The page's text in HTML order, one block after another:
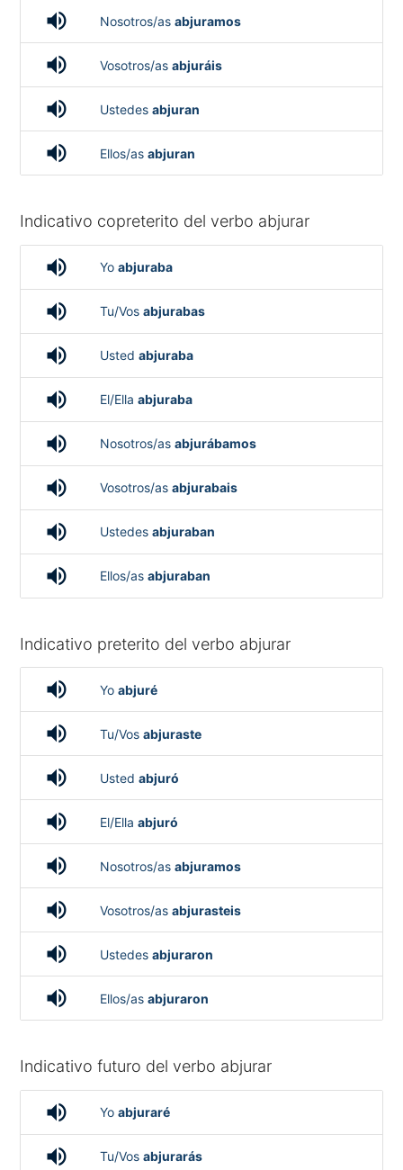
volume_up Nosotros/as abjuramos
volume_up Vosotros/as abjuráis
volume_up Ustedes abjuran
volume_up Ellos/as abjuran
Indicativo copreterito del verbo abjurar
volume_up Yo abjuraba
volume_up Tu/Vos abjurabas
volume_up Usted abjuraba
volume_up El/Ella abjuraba
volume_up Nosotros/as abjurábamos
volume_up Vosotros/as abjurabais
volume_up Ustedes abjuraban
volume_up Ellos/as abjuraban
Indicativo preterito del verbo abjurar
volume_up Yo abjuré
volume_up Tu/Vos abjuraste
volume_up Usted abjuró
volume_up El/Ella abjuró
volume_up Nosotros/as abjuramos
volume_up Vosotros/as abjurasteis
volume_up Ustedes abjuraron
volume_up Ellos/as abjuraron
Indicativo futuro del verbo abjurar
volume_up Yo abjuraré
volume_up Tu/Vos abjurarás